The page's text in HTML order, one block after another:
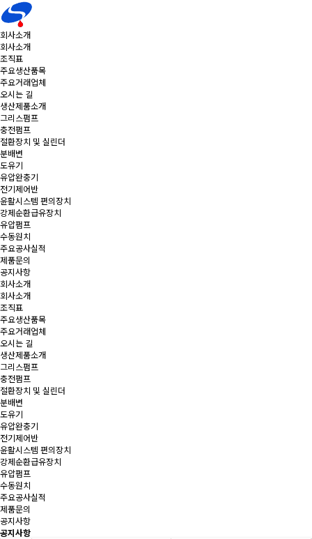
회사소개
회사소개
조직표
주요생산품목
주요거래업체
오시는 길
생산제품소개
그리스펌프
충전펌프
절환장치 및 실린더
분배변
도유기
유압완충기
전기제어반
윤활시스템 편의장치
강제순환급유장치
유압펌프
수동원치
주요공사실적
제품문의
공지사항
회사소개
회사소개
조직표
주요생산품목
주요거래업체
오시는 길
생산제품소개
그리스펌프
충전펌프
절환장치 및 실린더
분배변
도유기
유압완충기
전기제어반
윤활시스템 편의장치
강제순환급유장치
유압펌프
수동원치
주요공사실적
제품문의
공지사항
공지사항